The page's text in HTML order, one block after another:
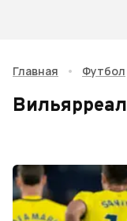
Главная • Футбол
Вильярреал